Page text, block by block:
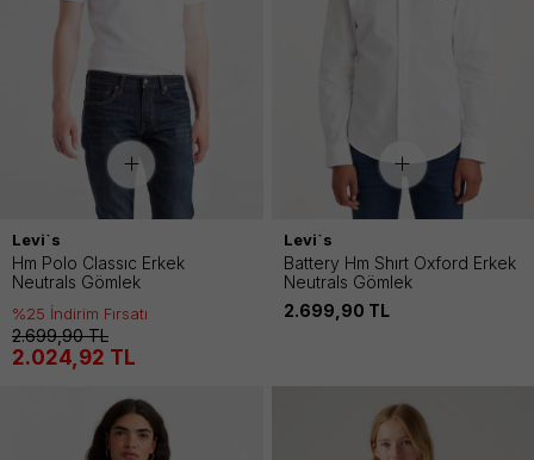
Levi`s
Hm Polo Classıc Erkek
Neutrals Gömlek
2.699,90TL
2.024,92 TL
%25 İndirim Fırsatı
Levi`s
Battery Hm Shırt Oxford Erkek
Neutrals Gömlek
2.699,90 TL